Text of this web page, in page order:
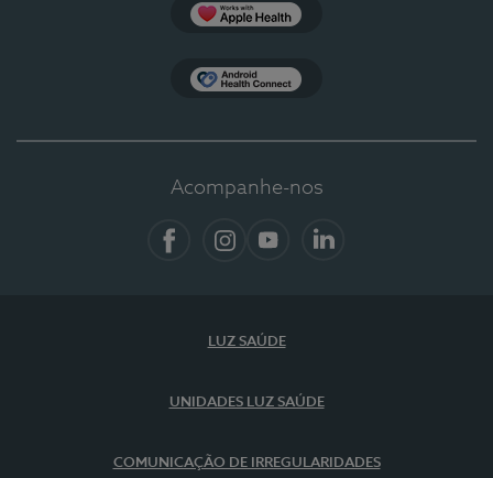
Acompanhe-nos
LUZ SAÚDE
UNIDADES LUZ SAÚDE
COMUNICAÇÃO DE IRREGULARIDADES